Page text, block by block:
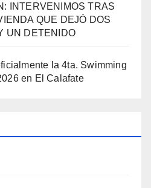
INTERVENIMOS TRAS
QUE DEJÓ DOS
UN DETENIDO
la 4ta. Swimming
en El Calafate